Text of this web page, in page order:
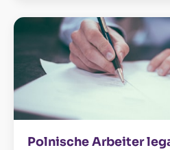
Polnische Arbeiter